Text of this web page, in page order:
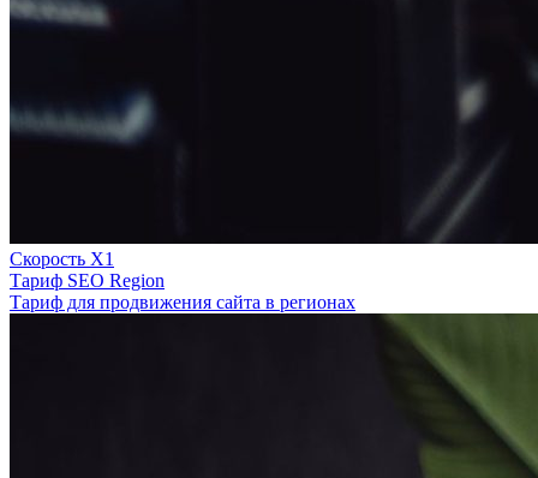
Скорость Х1
Тариф SEO Region
Тариф для продвижения сайта в регионах